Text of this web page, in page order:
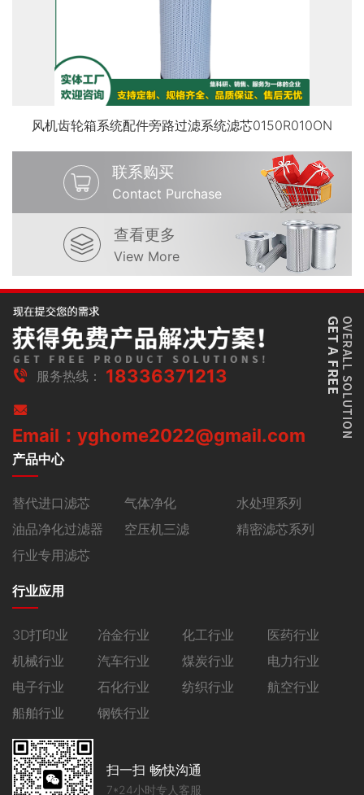
风机齿轮箱系统配件旁路过滤系统滤芯0150R010ON
联系购买
Contact Purchase
查看更多
View More
服务热线： 18336371213
Email：yghome2022@gmail.com
产品中心
替代进口滤芯 气体净化
水处理系列
油品净化过滤器
空压机三滤
精密滤芯系列
行业专用滤芯
行业应用
3D打印业 冶金行业 化工行业
医药行业
机械行业
汽车行业 煤炭行业
电力行业
电子行业
石化行业 纺织行业
航空行业
船舶行业
钢铁行业
扫一扫 畅快沟通
7*24小时专人客服